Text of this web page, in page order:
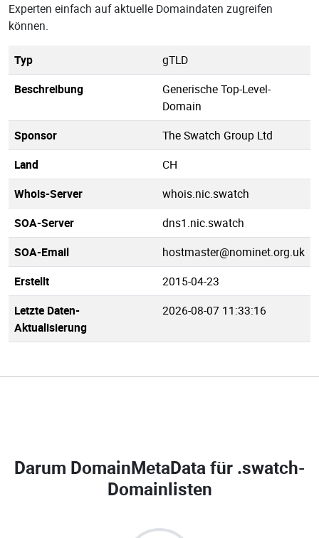
Experten einfach auf aktuelle Domaindaten zugreifen
können.
Typ
gTLD
Beschreibung
Generische Top-Level-
Domain
Sponsor
The Swatch Group Ltd
Land
CH
Whois-Server
whois.nic.swatch
SOA-Server
dns1.nic.swatch
SOA-Email
hostmaster@nominet.org.uk
Erstellt
2015-04-23
Letzte Daten-
Aktualisierung
2026-08-07 11:33:16
Darum DomainMetaData für .swatch-
Domainlisten